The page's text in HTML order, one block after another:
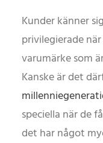
Kunder känner
privilegierade
varumärke som
Kanske är det
speciella när de
det har något